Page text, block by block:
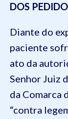
DOS
Diante do
paciente
ato da
Senhor Juiz
da Comarca
“contra